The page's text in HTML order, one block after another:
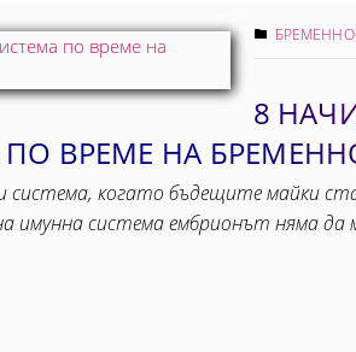
8
ВРЕМЕ НА
когато бъдещите майки
имунна система ембрионът няма да